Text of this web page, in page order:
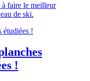
à faire le meilleur
de ski.
!